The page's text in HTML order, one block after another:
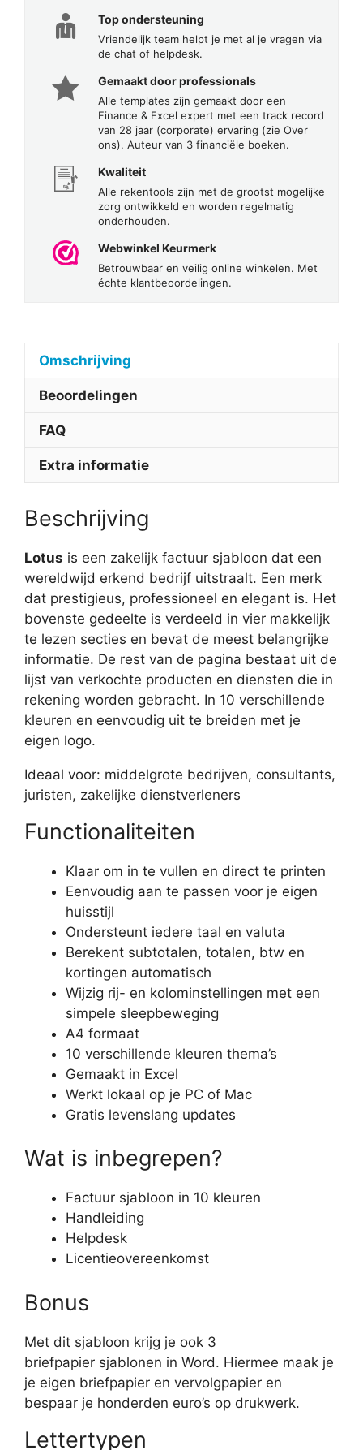
Top ondersteuning
Vriendelijk team helpt je met al je vragen via
de chat of helpdesk.
Gemaakt door professionals
Alle templates zijn gemaakt door een
Finance & Excel expert met een track record
van 28 jaar (corporate) ervaring (zie Over
ons). Auteur van 3 financiële boeken.
Kwaliteit
Alle rekentools zijn met de grootst mogelijke
zorg ontwikkeld en worden regelmatig
onderhouden.
Webwinkel Keurmerk
Betrouwbaar en veilig online winkelen. Met
échte klantbeoordelingen.
Omschrijving
Beoordelingen
FAQ
Extra informatie
Beschrijving
Lotus is een zakelijk factuur sjabloon dat een
wereldwijd erkend bedrijf uitstraalt. Een merk
dat prestigieus, professioneel en elegant is. Het
bovenste gedeelte is verdeeld in vier makkelijk
te lezen secties en bevat de meest belangrijke
informatie. De rest van de pagina bestaat uit de
lijst van verkochte producten en diensten die in
rekening worden gebracht. In 10 verschillende
kleuren en eenvoudig uit te breiden met je
eigen logo.
Ideaal voor: middelgrote bedrijven, consultants,
juristen, zakelijke dienstverleners
Functionaliteiten
Klaar om in te vullen en direct te printen
Eenvoudig aan te passen voor je eigen
huisstijl
Ondersteunt iedere taal en valuta
Berekent subtotalen, totalen, btw en
kortingen automatisch
Wijzig rij- en kolominstellingen met een
simpele sleepbeweging
A4 formaat
10 verschillende kleuren thema’s
Gemaakt in Excel
Werkt lokaal op je PC of Mac
Gratis levenslang updates
Wat is inbegrepen?
Factuur sjabloon in 10 kleuren
Handleiding
Helpdesk
Licentieovereenkomst
Bonus
Met dit sjabloon krijg je ook 3
briefpapier sjablonen in Word. Hiermee maak je
je eigen briefpapier en vervolgpapier en
bespaar je honderden euro’s op drukwerk.
Lettertypen